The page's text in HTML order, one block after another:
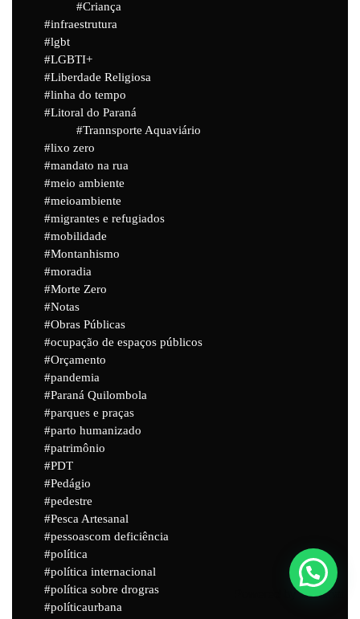
Criança
infraestrutura
lgbt
LGBTI+
Liberdade Religiosa
linha do tempo
Litoral do Paraná
Trannsporte Aquaviário
lixo zero
mandato na rua
meio ambiente
meioambiente
migrantes e refugiados
mobilidade
Montanhismo
moradia
Morte Zero
Notas
Obras Públicas
ocupação de espaços públicos
Orçamento
pandemia
Paraná Quilombola
parques e praças
parto humanizado
patrimônio
PDT
Pedágio
pedestre
Pesca Artesanal
pessoascom deficiência
política
política internacional
política sobre drogras
políticaurbana
Powered byJoinchat